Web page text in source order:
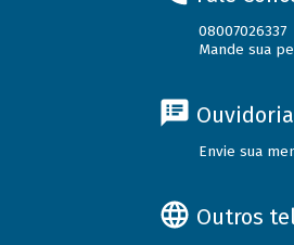
08007026337
Mande sua
Ouvidoria
Envie sua
Outros